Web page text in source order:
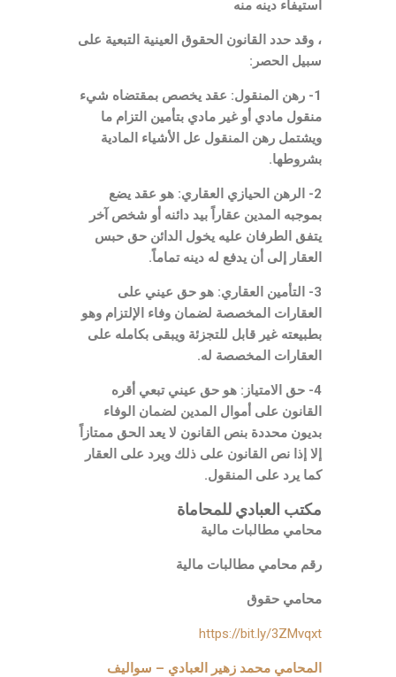
استيفاء دينه منه
، وقد حدد القانون الحقوق العينية التبعية على
سبيل الحصر:
1- رهن المنقول: عقد يخصص بمقتضاه شيء
منقول مادي أو غير مادي بتأمين التزام ما
ويشتمل رهن المنقول عل الأشياء المادية
بشروطها.
2- الرهن الحيازي العقاري: هو عقد يضع
بموجبه المدين عقاراً بيد دائنه أو شخص آخر
يتفق الطرفان عليه يخول الدائن حق حبس
العقار إلى أن يدفع له دينه تماماً.
3- التأمين العقاري: هو حق عيني على
العقارات المخصصة لضمان وفاء الإلتزام وهو
بطبيعته غير قابل للتجزئة ويبقى بكامله على
العقارات المخصصة له.
4- حق الامتياز: هو حق عيني تبعي أقره
القانون على أموال المدين لضمان الوفاء
بديون محددة بنص القانون لا يعد الحق ممتازاً
إلا إذا نص القانون على ذلك ويرد على العقار
كما يرد على المنقول.
مكتب العبادي للمحاماة
محامي مطالبات مالية
رقم محامي مطالبات مالية
محامي حقوق
https://bit.ly/3ZMvqxt
المحامي محمد زهير العبادي – سواليف